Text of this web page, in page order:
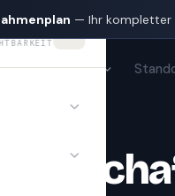
— Ihr kompletter
KI-Sichtbarkeit
in